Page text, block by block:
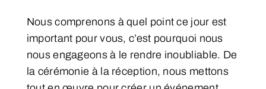
Nous comprenons à quel point ce jour est
important pour vous, c’est pourquoi nous
nous engageons à le rendre inoubliable. De
la cérémonie à la réception, nous mettons